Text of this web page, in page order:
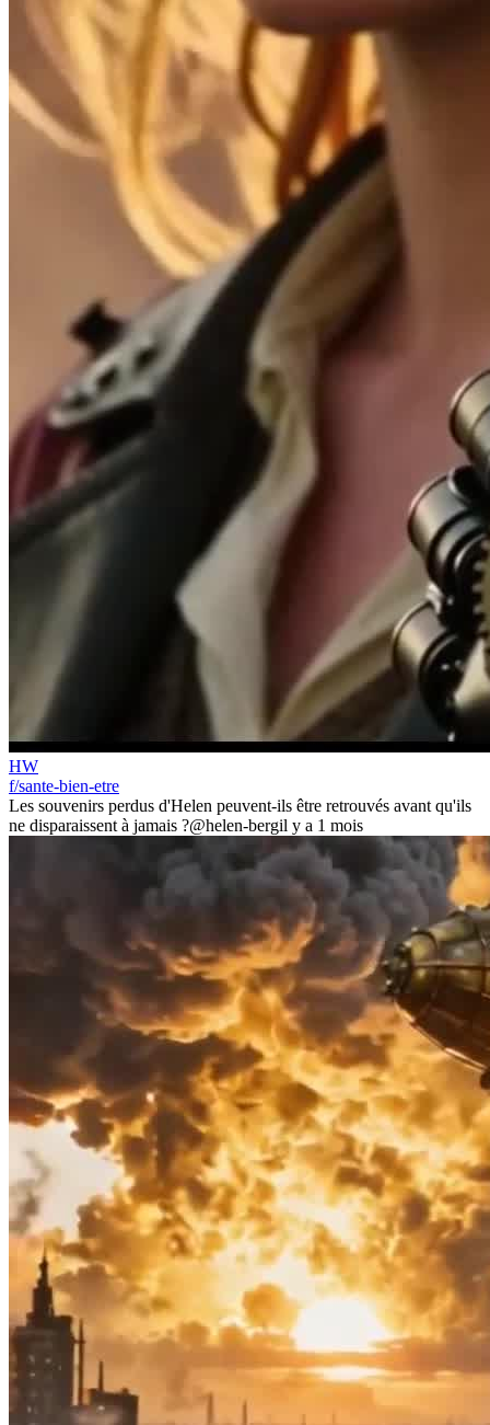
HW
f/sante-bien-etre
Les souvenirs perdus d'Helen peuvent-ils être retrouvés avant qu'ils
ne disparaissent à jamais ?@helen-bergil y a 1 mois